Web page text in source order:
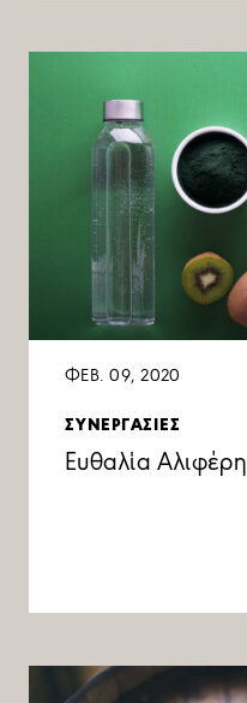
ΦΕΒ. 09, 2020
ΣΥΝΕΡΓΑΣΙΕΣ
Ευθαλία Αλιφέρη